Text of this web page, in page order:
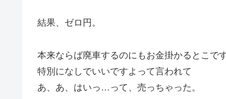
結果、ゼロ円。
本来ならば廃車するのにもお金掛かるとこで
特別になしでいいですよって言われて
あ、あ、はいっ…って、売っちゃった。